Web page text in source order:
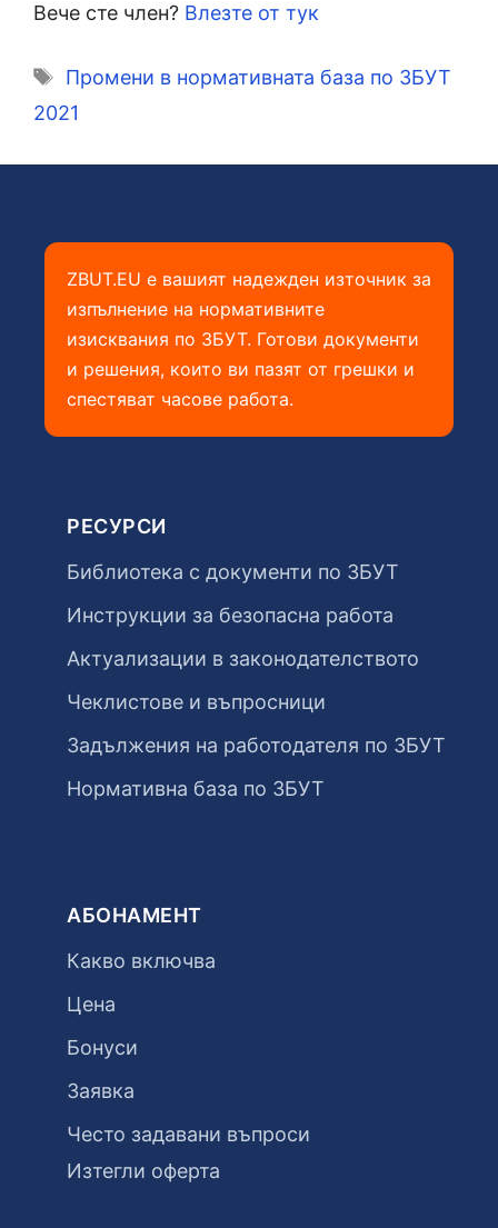
Вече сте член? Влезте от тук
Етикети
Промени в нормативната база по ЗБУТ
2021
ZBUT.EU е вашият надежден източник за
изпълнение на нормативните
изисквания по ЗБУТ. Готови документи
и решения, които ви пазят от грешки и
спестяват часове работа.
РЕСУРСИ
Библиотека с документи по ЗБУТ
Инструкции за безопасна работа
Актуализации в законодателството
Чеклистове и въпросници
Задължения на работодателя по ЗБУТ
Нормативна база по ЗБУТ
АБОНАМЕНТ
Какво включва
Цена
Бонуси
Заявка
Често задавани въпроси
Изтегли оферта